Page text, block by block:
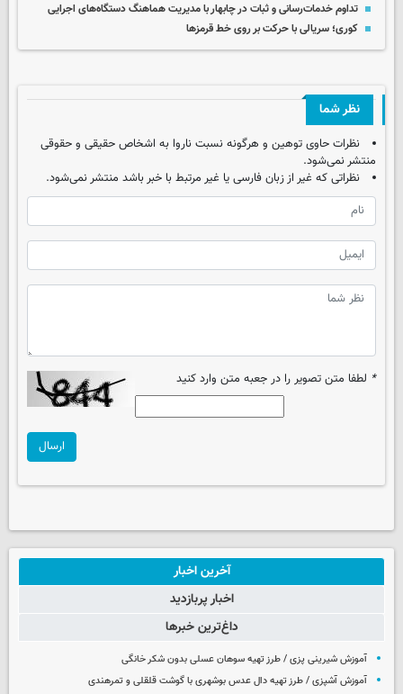
تداوم خدمات‌رسانی و ثبات در چابهار با مدیریت هماهنگ دستگاه‌های اجرایی
کوری؛ سریالی با حرکت بر روی خط قرمزها
نظر شما
نظرات حاوی توهین و هرگونه نسبت ناروا به اشخاص حقیقی و حقوقی
منتشر نمی‌شود.
نظراتی که غیر از زبان فارسی یا غیر مرتبط با خبر باشد منتشر نمی‌شود.
* لطفا متن تصویر را در جعبه متن وارد کنید
ارسال
آخرین اخبار
اخبار پربازدید
داغ‌ترین خبرها
آموزش شیرینی پزی / طرز تهیه سوهان عسلی بدون شکر خانگی
آموزش آشپزی / طرز تهیه دال عدس بوشهری با گوشت قلقلی و تمرهندی